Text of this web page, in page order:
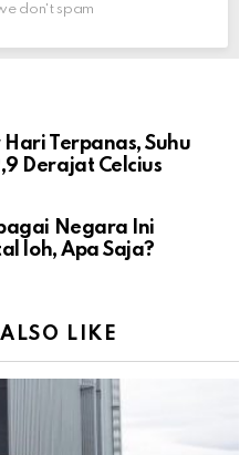
don't spam
Terpanas, Suhu
Derajat Celcius
Negara Ini
loh, Apa Saja?
LIKE